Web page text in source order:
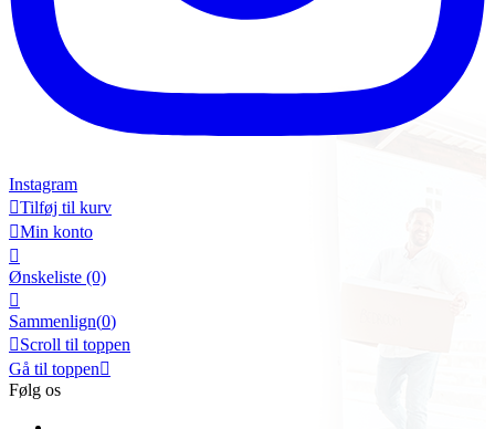
Instagram
Tilføj til kurv
Min konto

Ønskeliste (0)

Sammenlign(0)
Scroll til toppen
Gå til toppen
Følg os